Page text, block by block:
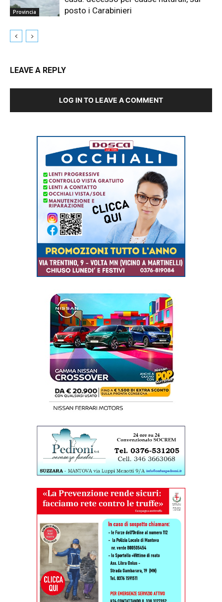
Provincia
posto i Carabinieri
LEAVE A REPLY
LOG IN TO LEAVE A COMMENT